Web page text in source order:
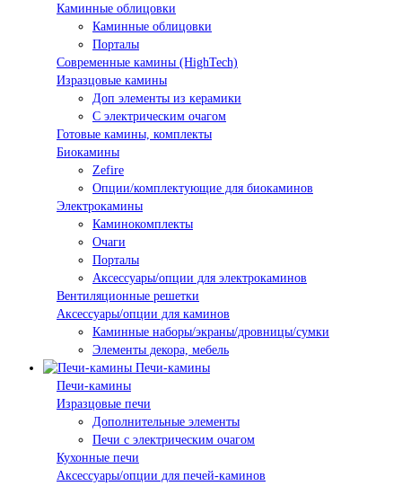
Каминные облицовки
Каминные облицовки
Порталы
Современные камины (HighTech)
Изразцовые камины
Доп элементы из керамики
С электрическим очагом
Готовые камины, комплекты
Биокамины
Zefire
Опции/комплектующие для биокаминов
Электрокамины
Каминокомплекты
Очаги
Порталы
Аксессуары/опции для электрокаминов
Вентиляционные решетки
Аксессуары/опции для каминов
Каминные наборы/экраны/дровницы/сумки
Элементы декора, мебель
Печи-камины
Печи-камины
Изразцовые печи
Дополнительные элементы
Печи с электрическим очагом
Кухонные печи
Аксессуары/опции для печей-каминов